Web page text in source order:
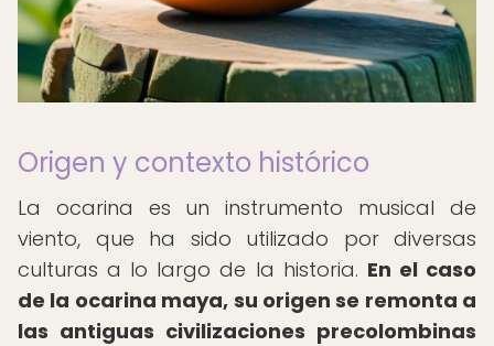
Origen y contexto histórico
La ocarina es un instrumento musical de
viento, que ha sido utilizado por diversas
culturas a lo largo de la historia. En el caso
de la ocarina maya, su origen se remonta a
las antiguas civilizaciones precolombinas